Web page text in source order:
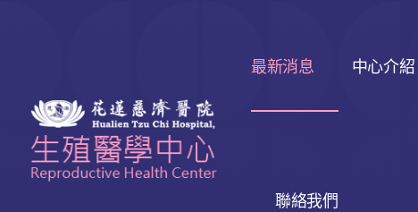
最新消息 中心介紹
聯絡我們